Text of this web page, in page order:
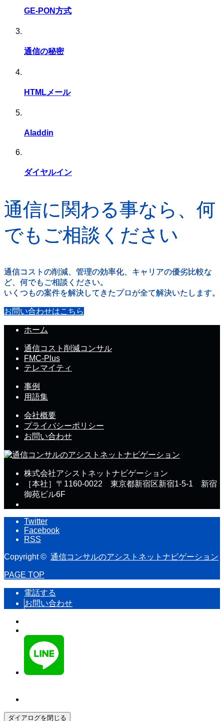
GE-PON方式
通信の秘密
HTMLメール
Aladdin
ダイヤルイン
通信に関わる事なら、何
でもご相談ください
通信コストの削減、管理の効率化、キャリアの優劣比較な
ど、何でもご相談ください。
いくつもの案件を解決してきたプロが全て解決いたします。
お問い合わせはこちら
ホーム
通信コスト削減コンサル
FMC-Plus
テレマイティ
事例
用語集
会社概要
プライバシーポリシー
お問い合わせ
株式会社アシストネットナビゲーション
［本社］〒1160-0022 東京都新宿区新宿1-5-1 新宿
御苑ビル6F
Twitter
Facebook
RSS
Copyright © 通信コンサルのアシストネットナビゲーション
PAGE TOP
電話する
お問い合わせ
ダイアログを閉じる